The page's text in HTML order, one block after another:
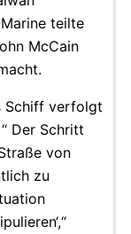
teilte
McCain
Schiff verfolgt
Der Schritt
von
zu